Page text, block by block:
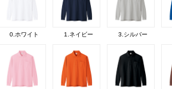
0.ホワイト 1.ネイビー 3.シルバー